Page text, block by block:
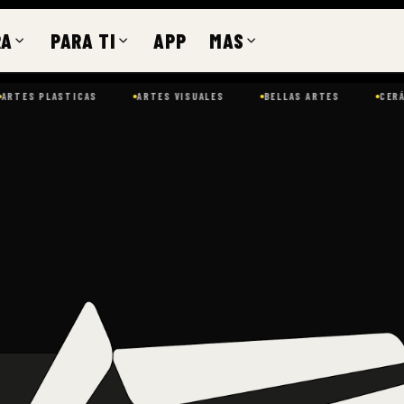
PARA TI APP MAS
BELLAS ARTES CERÁMICA CINE Y MEDIA COLLAGE